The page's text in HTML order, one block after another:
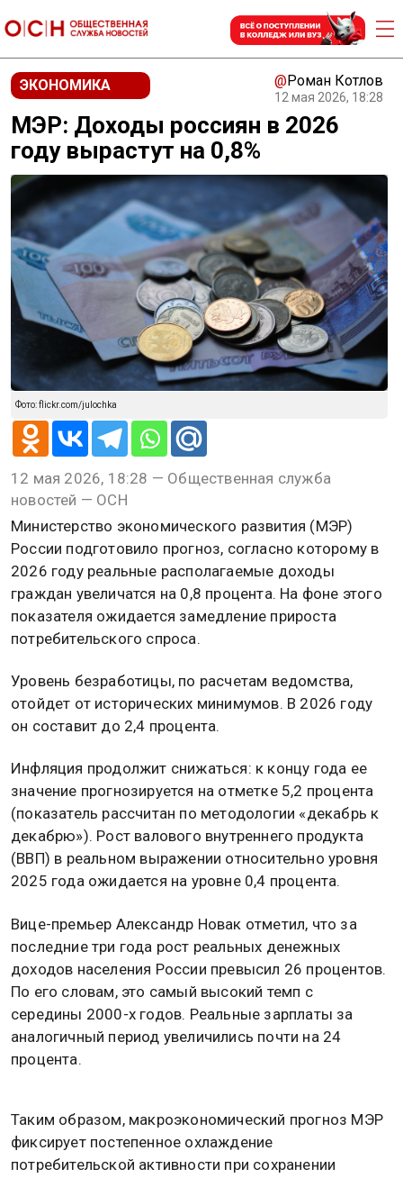
ЭКОНОМИКА @Роман Котлов
12 мая 2026, 18:28
МЭР: Доходы россиян в 2026
году вырастут на 0,8%
Фото: flickr.com/julochka
12 мая 2026, 18:28 — Общественная служба
новостей — ОСН
Министерство экономического развития (МЭР)
России подготовило прогноз, согласно которому в
2026 году реальные располагаемые доходы
граждан увеличатся на 0,8 процента. На фоне этого
показателя ожидается замедление прироста
потребительского спроса.
Уровень безработицы, по расчетам ведомства,
отойдет от исторических минимумов. В 2026 году
он составит до 2,4 процента.
Инфляция продолжит снижаться: к концу года ее
значение прогнозируется на отметке 5,2 процента
(показатель рассчитан по методологии «декабрь к
декабрю»). Рост валового внутреннего продукта
(ВВП) в реальном выражении относительно уровня
2025 года ожидается на уровне 0,4 процента.
Вице-премьер Александр Новак отметил, что за
последние три года рост реальных денежных
доходов населения России превысил 26 процентов.
По его словам, это самый высокий темп с
середины 2000-х годов. Реальные зарплаты за
аналогичный период увеличились почти на 24
процента.
Таким образом, макроэкономический прогноз МЭР
фиксирует постепенное охлаждение
потребительской активности при сохранении